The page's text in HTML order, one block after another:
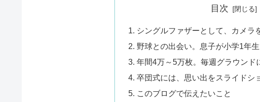
目次
シングルファザーとして、カメラ
野球との出会い。息子が小学1年
年間4万～5万枚。毎週グラウンド
卒団式には、思い出をスライドシ
このブログで伝えたいこと